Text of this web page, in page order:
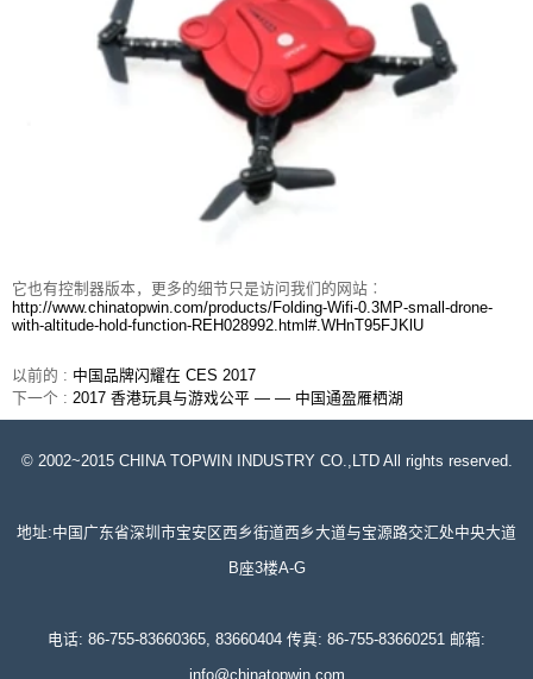
它也有控制器版本，更多的细节只是访问我们的网站︰
http://www.chinatopwin.com/products/Folding-Wifi-0.3MP-small-drone-
with-altitude-hold-function-REH028992.html#.WHnT95FJKlU
以前的 : 中国品牌闪耀在 CES 2017
下一个 : 2017 香港玩具与游戏公平 — — 中国通盈雁栖湖
© 2002~2015 CHINA TOPWIN INDUSTRY CO.,LTD All rights reserved.
地址:中国广东省深圳市宝安区西乡街道西乡大道与宝源路交汇处中央大道
B座3楼A-G
电话: 86-755-83660365, 83660404 传真: 86-755-83660251 邮箱:
info@chinatopwin.com